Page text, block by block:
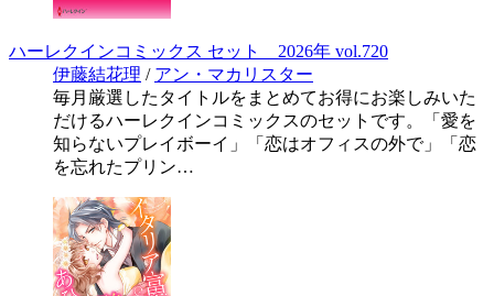
ハーレクインコミックス セット 2026年 vol.720
伊藤結花理 / アン・マカリスター
毎月厳選したタイトルをまとめてお得にお楽しみいた
だけるハーレクインコミックスのセットです。「愛を
知らないプレイボーイ」「恋はオフィスの外で」「恋
を忘れたプリン…